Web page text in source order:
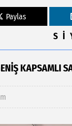
Paylas
KAPSAMLI